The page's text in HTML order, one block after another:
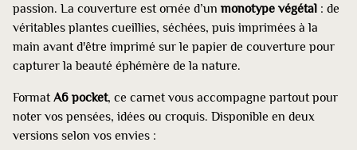
passion. La couverture est ornée d’un monotype végétal : de
véritables plantes cueillies, séchées, puis imprimées à la
main avant d'être imprimé sur le papier de couverture pour
capturer la beauté éphémère de la nature.
FormatA6 pocket, ce carnet vous accompagne partout pour
noter vos pensées, idées ou croquis. Disponible en deux
versions selon vos envies :